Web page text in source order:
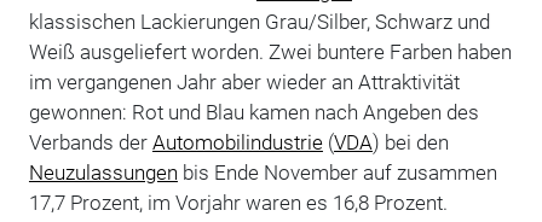
klassischen Lackierungen Grau/Silber, Schwarz und
Weiß ausgeliefert worden. Zwei buntere Farben haben
im vergangenen Jahr aber wieder an Attraktivität
gewonnen: Rot und Blau kamen nach Angeben des
Verbands der Automobilindustrie(VDA) bei den
Neuzulassungen bis Ende November auf zusammen
17,7 Prozent, im Vorjahr waren es 16,8 Prozent.